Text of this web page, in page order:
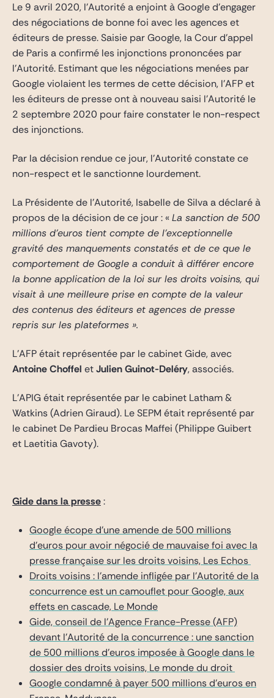
Le 9 avril 2020, l’Autorité a enjoint à Google d’engager
des négociations de bonne foi avec les agences et
éditeurs de presse. Saisie par Google, la Cour d’appel
de Paris a confirmé les injonctions prononcées par
l’Autorité. Estimant que les négociations menées par
Google violaient les termes de cette décision, l’AFP et
les éditeurs de presse ont à nouveau saisi l’Autorité le
2 septembre 2020 pour faire constater le non-respect
des injonctions.
Par la décision rendue ce jour, l’Autorité constate ce
non-respect et le sanctionne lourdement.
La Présidente de l’Autorité, Isabelle de Silva a déclaré à
propos de la décision de ce jour : «La sanction de 500
millions d’euros tient compte de l’exceptionnelle
gravité des manquements constatés et de ce que le
comportement de Google a conduit à différer encore
la bonne application de la loi sur les droits voisins, qui
visait à une meilleure prise en compte de la valeur
des contenus des éditeurs et agences de presse
repris sur les plateformes ».
L’AFP était représentée par le cabinet Gide, avec
Antoine Choffel etJulien Guinot-Deléry, associés.
L’APIG était représentée par le cabinet Latham &
Watkins (Adrien Giraud). Le SEPM était représenté par
le cabinet De Pardieu Brocas Maffei (Philippe Guibert
et Laetitia Gavoty).
Gide dans la presse:
Google écope d’une amende de 500 millions
d’euros pour avoir négocié de mauvaise foi avec la
presse française sur les droits voisins, Les Echos
Droits voisins : l’amende infligée par l’Autorité de la
concurrence est un camouflet pour Google, aux
effets en cascade, Le Monde
Gide, conseil de l’Agence France-Presse (AFP)
devant l’Autorité de la concurrence : une sanction
de 500 millions d’euros imposée à Google dans le
dossier des droits voisins, Le monde du droit
Google condamné à payer 500 millions d’euros en